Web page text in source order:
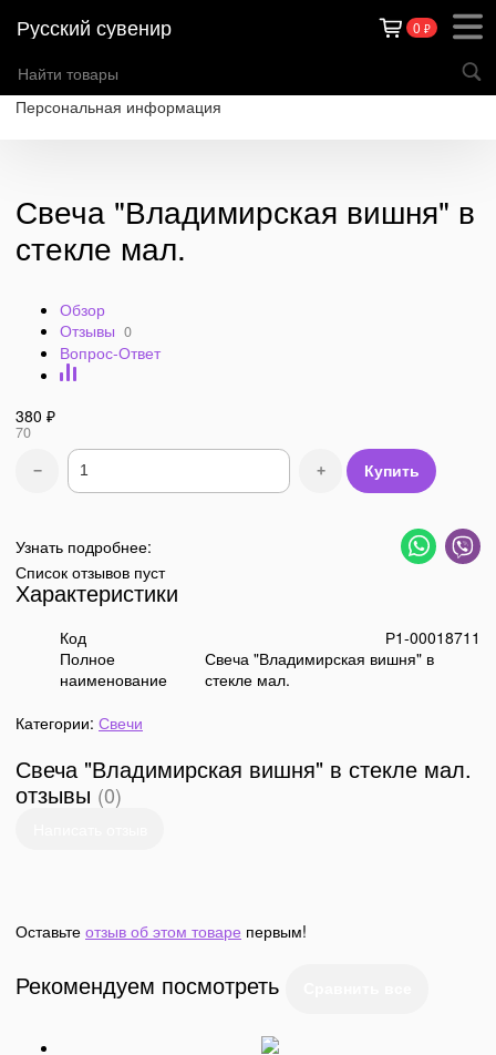
Русский сувенир 0 ₽
Каталог товаров
Персональная информация
Свеча "Владимирская вишня" в
стекле мал.
Обзор
Отзывы 0
Вопрос-Ответ
380 ₽
70
− + Купить
Узнать подробнее:
Список отзывов пуст
Характеристики
Код
Р1-00018711
Полное
наименование
Свеча "Владимирская вишня" в
стекле мал.
Категории: Свечи
Свеча "Владимирская вишня" в стекле мал.
отзывы (0)
Оставьте отзыв об этом товаре первым!
Рекомендуем посмотреть